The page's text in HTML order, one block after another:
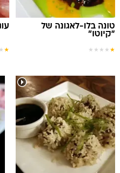
טונה בלו-לאגונה של
"קיוטו"
★
★
★
★
★
★
★